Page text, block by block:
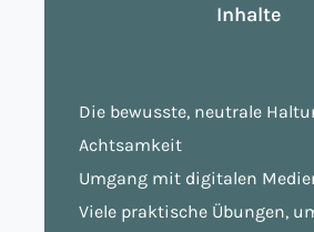
Inhalte
Die bewusste, neutrale
Achtsamkeit
Umgang mit digitalen
Viele praktische Übungen,